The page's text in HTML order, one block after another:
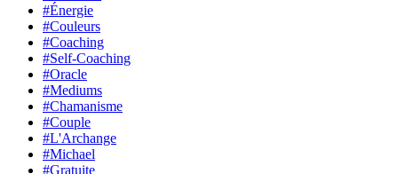
#Énergie
#Couleurs
#Coaching
#Self-Coaching
#Oracle
#Mediums
#Chamanisme
#Couple
#L'Archange
#Michael
#Gratuite